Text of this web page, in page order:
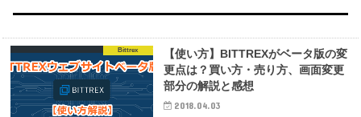
Bittrex
【使い方】BITTREXがベータ版の変
更点は？買い方・売り方、画面変更
部分の解説と感想
2018.04.03